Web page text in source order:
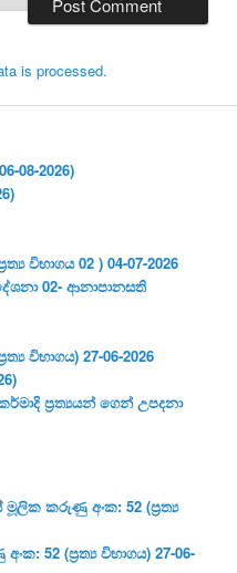
is processed.
08-2026)
විභාගය 02 ) 04-07-2026
02- ආනාපානසති
විභාගය) 27-06-2026
ප්‍ර‍ත්‍යයන් ගෙන් උපදනා
කරුණු අංක: 52 (ප්‍ර‍ත්‍ය
52 (ප්‍ර‍ත්‍ය විභාගය) 27-06-